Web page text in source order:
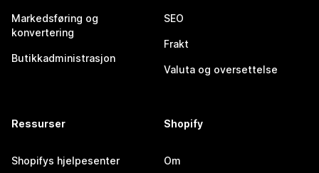
Markedsføring og
konvertering
Butikkadministrasjon
SEO
Frakt
Valuta og oversettelse
Ressurser
Shopifys hjelpesenter
Shopify
Om